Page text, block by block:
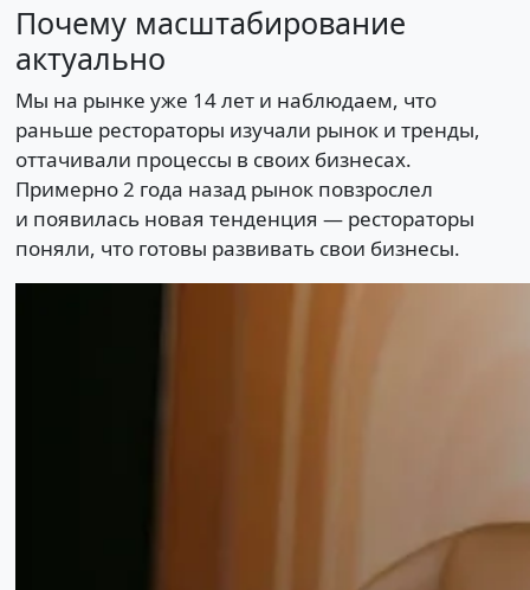
Почему масштабирование
актуально
Мы на рынке уже 14 лет и наблюдаем, что
раньше рестораторы изучали рынок и тренды,
оттачивали процессы в своих бизнесах.
Примерно 2 года назад рынок повзрослел
и появилась новая тенденция — рестораторы
поняли, что готовы развивать свои бизнесы.